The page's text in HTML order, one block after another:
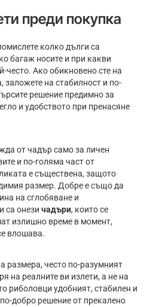
преди покупка
колко дълги са
багаж носите и при какви
често. Ако обикновено сте на
заложете на стабилност и по-
решение предимно за
и удобството при пренасяне
от чадър само за личен
и по-голяма част от
е съществена, защото
размер. Добре е също да
на сглобяване и
са онези чадъри, които се
излишно време в момент,
влошава.
размера, често по-разумният
на реалните ви излети, а не на
риболовци удобният, стабилен и
добро решение от прекалено